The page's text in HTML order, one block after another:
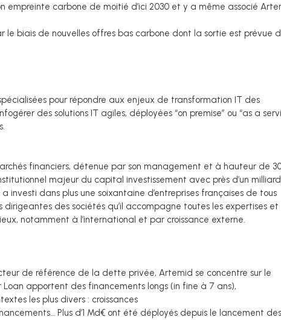
empreinte carbone de moitié d’ici 2030 et y a même associé
biais de nouvelles offres bas carbone dont la sortie est prévue
pour répondre aux enjeux de transformation IT des
des solutions IT agiles, déployées “on premise” ou “as a
financiers, détenue par son management et à hauteur de
majeur du capital investissement avec près d’un milliard
investi dans plus une soixantaine d’entreprises françaises de tous
des sociétés qu’il accompagne toutes les expertises et
notamment à l’international et par croissance externe.
de référence de la dette privée, Artemid se concentre sur le
apportent des financements longs (in fine à 7 ans),
les plus divers : croissances
Plus d’1 Md€ ont été déployés depuis le lancement des